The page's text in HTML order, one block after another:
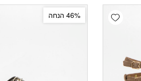
Add wishlist46% הנחה